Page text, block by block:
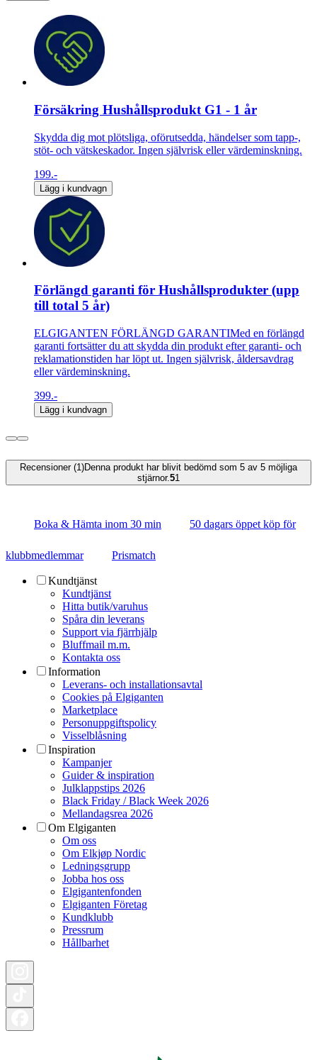
Försäkring Hushållsprodukt G1 - 1 år
Skydda dig mot plötsliga, oförutsedda, händelser som tapp-,
stöt- och vätskeskador. Ingen självrisk eller värdeminskning.
199.-
Lägg i kundvagn
Förlängd garanti för Hushållsprodukter (upp
till total 5 år)
ELGIGANTEN FÖRLÄNGD GARANTIMed en förlängd
garanti fortsätter du att skydda din produkt efter garanti- och
reklamationstiden har löpt ut. Ingen självrisk, åldersavdrag
eller värdeminskning.
399.-
Lägg i kundvagn
Recensioner (1)Denna produkt har blivit bedömd som 5 av 5 möjliga
stjärnor.51
Boka & Hämta inom 30 min 50 dagars öppet köp för
klubbmedlemmar Prismatch
Kundtjänst
Kundtjänst
Hitta butik/varuhus
Spåra din leverans
Support via fjärrhjälp
Bluffmail m.m.
Kontakta oss
Information
Leverans- och installationsavtal
Cookies på Elgiganten
Marketplace
Personuppgiftspolicy
Visselblåsning
Inspiration
Kampanjer
Guider & inspiration
Julklappstips 2026
Black Friday / Black Week 2026
Mellandagsrea 2026
Om Elgiganten
Om oss
Om Elkjøp Nordic
Ledningsgrupp
Jobba hos oss
Elgigantenfonden
Elgiganten Företag
Kundklubb
Pressrum
Hållbarhet